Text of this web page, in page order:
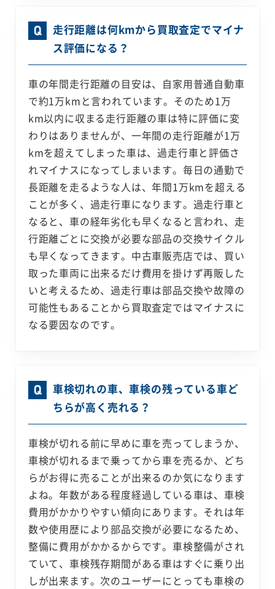
走行距離は何kmから買取査定でマイナ
ス評価になる？
車の年間走行距離の目安は、自家用普通自動車
で約1万kmと言われています。そのため1万
km以内に収まる走行距離の車は特に評価に変
わりはありませんが、一年間の走行距離が1万
kmを超えてしまった車は、過走行車と評価さ
れマイナスになってしまいます。毎日の通勤で
長距離を走るような人は、年間1万kmを超える
ことが多く、過走行車になります。過走行車と
なると、車の経年劣化も早くなると言われ、走
行距離ごとに交換が必要な部品の交換サイクル
も早くなってきます。中古車販売店では、買い
取った車両に出来るだけ費用を掛けず再販した
いと考えるため、過走行車は部品交換や故障の
可能性もあることから買取査定ではマイナスに
なる要因なのです。
車検切れの車、車検の残っている車ど
ちらが高く売れる？
車検が切れる前に早めに車を売ってしまうか、
車検が切れるまで乗ってから車を売るか、どち
らがお得に売ることが出来るのか気になります
よね。年数がある程度経過している車は、車検
費用がかかりやすい傾向にあります。それは年
数や使用歴により部品交換が必要になるため、
整備に費用がかかるからです。車検整備がされ
ていて、車検残存期間がある車はすぐに乗り出
しが出来ます。次のユーザーにとっても車検の